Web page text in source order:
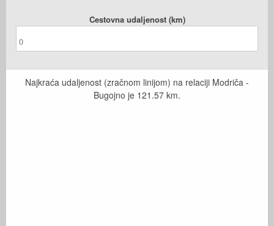
Cestovna udaljenost (km)
Najkraća udaljenost (zračnom linijom) na relaciji Modriča -
Bugojno je 121.57 km.